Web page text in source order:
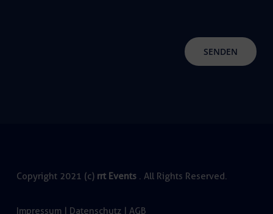
SENDEN
Copyright 2021 (c) rrt Events . All Rights Reserved.
Impressum| Datenschutz| AGB